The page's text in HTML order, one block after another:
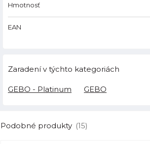
Hmotnosť
EAN
Zaradení v týchto kategoriách
GEBO - Platinum GEBO
Podobné produkty (15)